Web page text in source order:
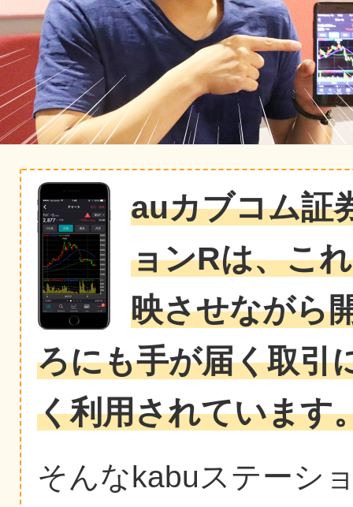
auカブコム証
ョンRは、こ
映させながら
ろにも手が届く取引
く利用されています
そんなkabuステーシ